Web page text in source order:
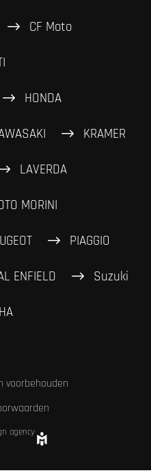
CF Moto
HONDA
KRAMER
LAVERDA
MORINI
PIAGGIO
ENFIELD Suzuki
voorbehouden
agency